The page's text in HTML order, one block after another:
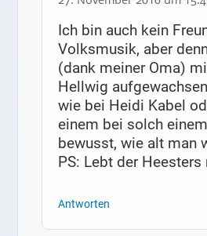
Ich bin auch kein
Volksmusik, aber
(dank meiner Oma)
Hellwig
wie bei Heidi Kabel
einem bei solch
bewusst, wie alt man
PS: Lebt der Heesters
Antworten